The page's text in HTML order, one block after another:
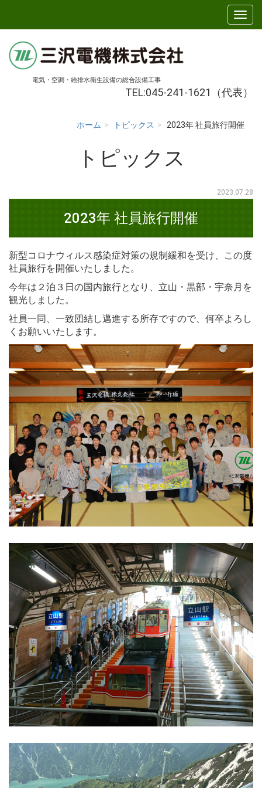
電気・空調・給排水衛生設備の総合設備工事
TEL:045-241-1621（代表）
ホーム トピックス 2023年 社員旅行開催
トピックス
2023.07.28
2023年 社員旅行開催
新型コロナウィルス感染症対策の規制緩和を受け、この度
社員旅行を開催いたしました。
今年は２ 泊３日の国内旅行となり、 立山・黒部・宇奈月を
観光しました。
社員一同、一致団結し邁進する所存ですので、何卒よろし
くお願いいたします。